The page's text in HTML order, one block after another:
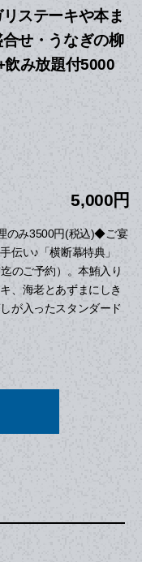
リステーキや本ま
せ・うなぎの柳
飲み放題付5000
5,000円
のみ3500円(税込)◆ご宴
伝い♪「横断幕特典」
のご予約）。本鮪入り
、海老とあずまにしき
が入ったスタンダード